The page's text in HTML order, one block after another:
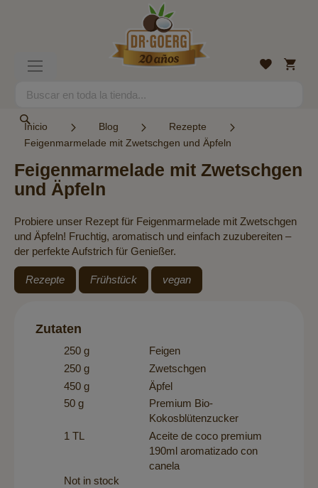
Search
Lista
Mi
cesta
Inicio Blog
Rezepte
Feigenmarmelade mit Zwetschgen und Äpfeln
Feigenmarmelade mit Zwetschgen
und Äpfeln
Probiere unser Rezept für Feigenmarmelade mit Zwetschgen
und Äpfeln! Fruchtig, aromatisch und einfach zuzubereiten –
der perfekte Aufstrich für Genießer.
Rezepte Frühstück vegan
Zutaten
250 g
Feigen
250 g
Zwetschgen
450 g
Äpfel
50 g
Premium Bio-
Kokosblütenzucker
1 TL
Aceite de coco premium
190ml aromatizado con
canela
Not in stock